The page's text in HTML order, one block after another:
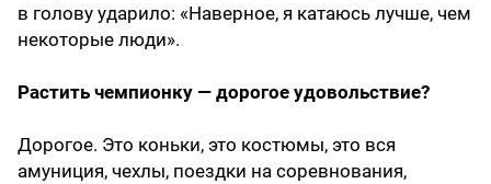
в голову ударило: «Наверное, я катаюсь лучше, чем
некоторые люди».
Растить чемпионку — дорогое удовольствие?
Дорогое. Это коньки, это костюмы, это вся
амуниция, чехлы, поездки на соревнования,